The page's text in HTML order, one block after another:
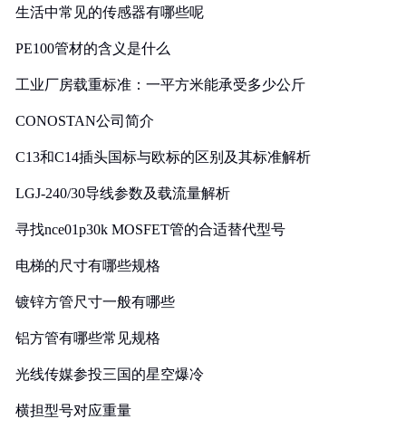
生活中常见的传感器有哪些呢
PE100管材的含义是什么
工业厂房载重标准：一平方米能承受多少公斤
CONOSTAN公司简介
C13和C14插头国标与欧标的区别及其标准解析
LGJ-240/30导线参数及载流量解析
寻找nce01p30k MOSFET管的合适替代型号
电梯的尺寸有哪些规格
镀锌方管尺寸一般有哪些
铝方管有哪些常见规格
光线传媒参投三国的星空爆冷
横担型号对应重量